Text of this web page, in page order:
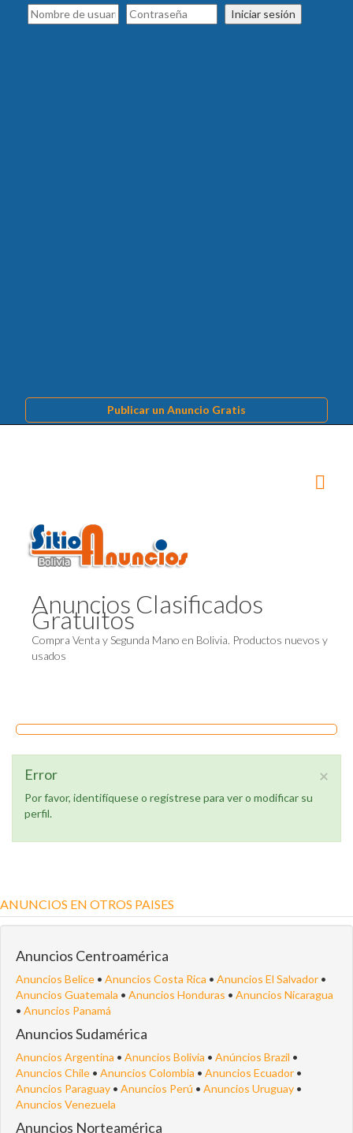
Iniciar sesión
Publicar un Anuncio Gratis
Anuncios Clasificados
Gratuitos
Compra Venta y Segunda Mano en Bolivia. Productos nuevos y
usados
×
Error
Por favor, identifíquese o regístrese para ver o modificar su
perfil.
ANUNCIOS EN OTROS PAISES
Anuncios Centroamérica
Anuncios Belice • Anuncios Costa Rica • Anuncios El Salvador •
Anuncios Guatemala • Anuncios Honduras • Anuncios Nicaragua
• Anuncios Panamá
Anuncios Sudamérica
Anuncios Argentina • Anuncios Bolivia • Anúncios Brazil •
Anuncios Chile • Anuncios Colombia • Anuncios Ecuador •
Anuncios Paraguay • Anuncios Perú • Anuncios Uruguay •
Anuncios Venezuela
Anuncios Norteamérica